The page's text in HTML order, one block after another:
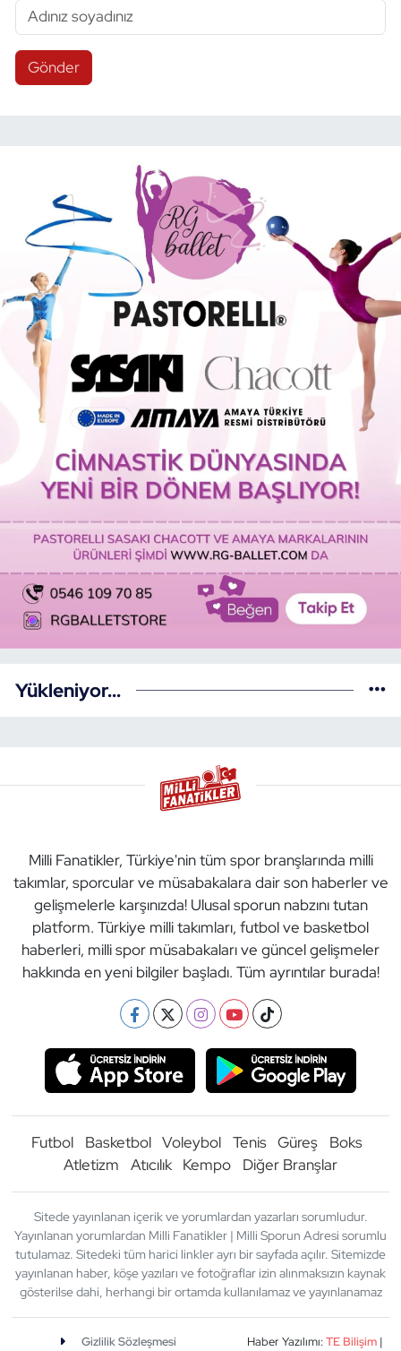
Gönder
Yükleniyor...
Milli Fanatikler, Türkiye'nin tüm spor branşlarında milli
takımlar, sporcular ve müsabakalara dair son haberler ve
gelişmelerle karşınızda! Ulusal sporun nabzını tutan
platform. Türkiye milli takımları, futbol ve basketbol
haberleri, milli spor müsabakaları ve güncel gelişmeler
hakkında en yeni bilgiler başladı. Tüm ayrıntılar burada!
Futbol Basketbol Voleybol Tenis Güreş
Boks
Atletizm
Atıcılık Kempo Diğer Branşlar
Sitede yayınlanan içerik ve yorumlardan yazarları sorumludur.
Yayınlanan yorumlardan Milli Fanatikler | Milli Sporun Adresi sorumlu
tutulamaz. Sitedeki tüm harici linkler ayrı bir sayfada açılır. Sitemizde
yayınlanan haber, köşe yazıları ve fotoğraflar izin alınmaksızın kaynak
gösterilse dahi, herhangi bir ortamda kullanılamaz ve yayınlanamaz
Gizlilik Sözleşmesi Haber Yazılımı:TE Bilişim|